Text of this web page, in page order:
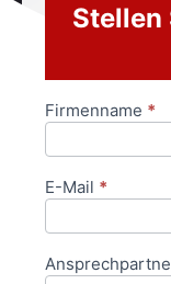
Stellen
Anfrageformular
Firmenname *
E-Mail *